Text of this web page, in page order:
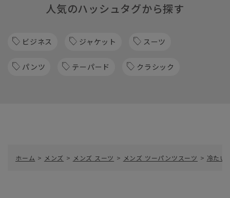
人気のハッシュタグから探す
ビジネス ジャケット スーツ
パンツ テーパード クラシック
ホーム > メンズ > メンズ スーツ > メンズ ツーパンツスーツ > 冷たい